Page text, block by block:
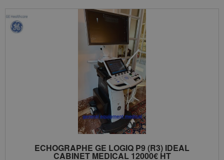
ECHOGRAPHE GE LOGIQ P9 (R3) IDEAL
CABINET MEDICAL 12000€ HT